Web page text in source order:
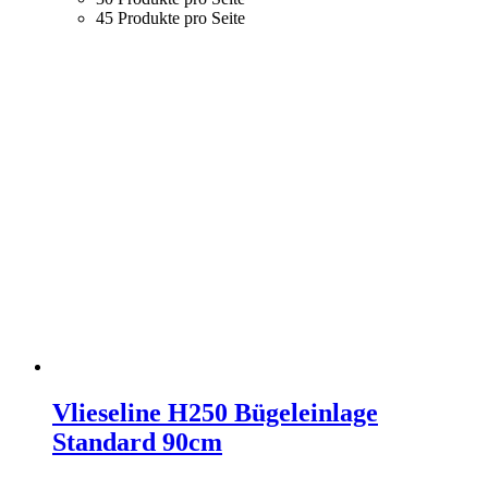
45 Produkte pro Seite
Vlieseline H250 Bügeleinlage
Standard 90cm